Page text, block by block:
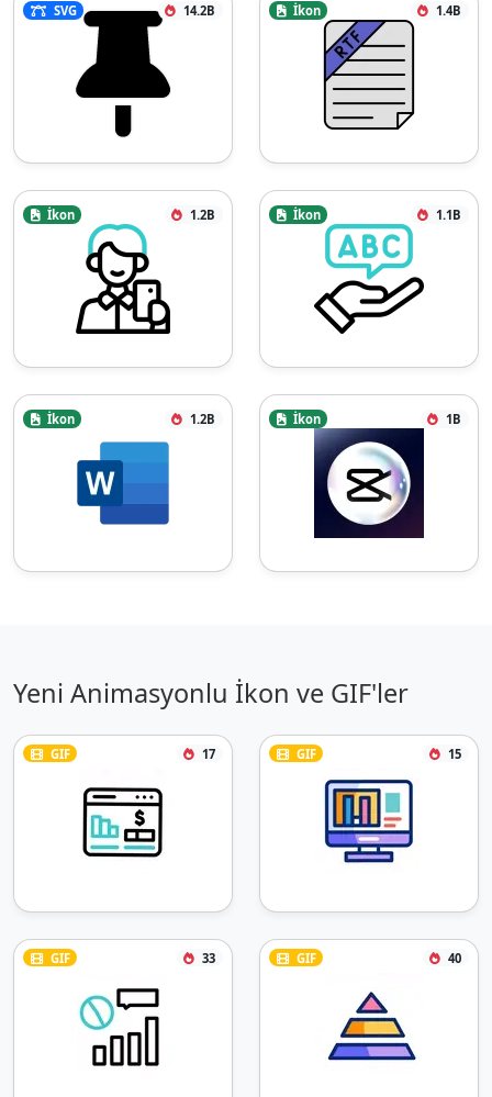
SVG 14.2B İkon 1.4B
İkon 1.2B İkon 1.1B
İkon 1.2B İkon 1B
Yeni Animasyonlu İkon ve GIF'ler
GIF 17 GIF 15
GIF 33 GIF 40